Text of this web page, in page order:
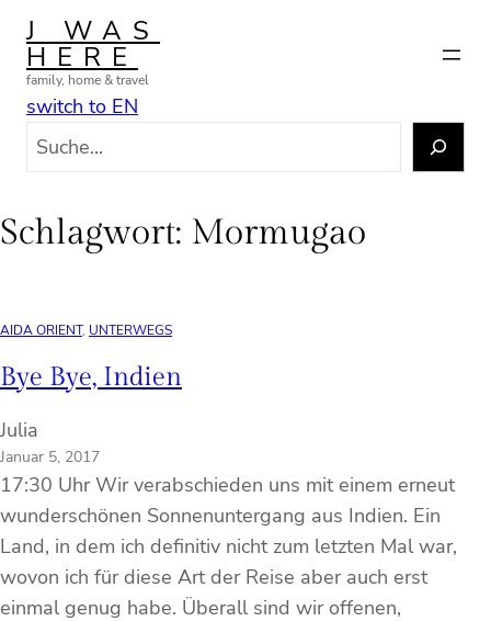
Zum
Inhalt
springen
J WAS
HERE
family, home & travel
switch to EN
h
e
Schlagwort: Mormugao
AIDA ORIENT, UNTERWEGS
Bye Bye, Indien
Julia
Januar 5, 2017
17:30 Uhr Wir verabschieden uns mit einem erneut
wunderschönen Sonnenuntergang aus Indien. Ein
Land, in dem ich definitiv nicht zum letzten Mal war,
wovon ich für diese Art der Reise aber auch erst
einmal genug habe. Überall sind wir offenen,